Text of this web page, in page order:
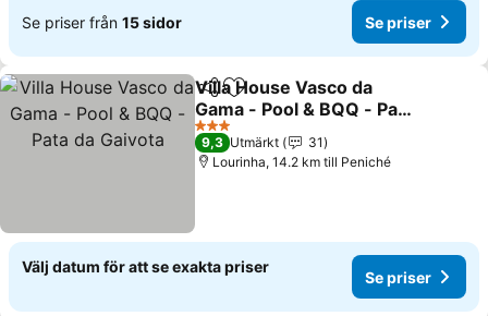
Se priser från 15 sidor Se priser
Dela Lägg till i Mina Favoriter
Villa House Vasco da
Gama - Pool & BQQ - Pata
da Gaivota
3 Stjärnor
9,3 Utmärkt
31
Lourinha, 14.2 km till Peniché
Välj datum för att se exakta priser
Se priser